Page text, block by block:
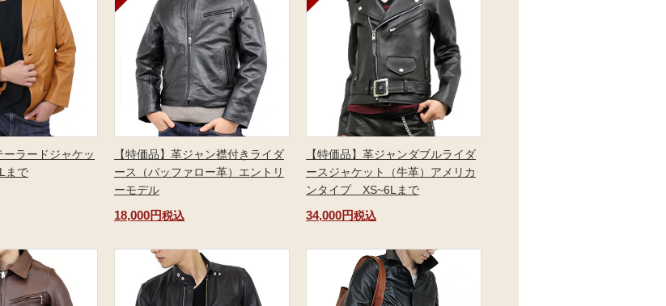
ーラードジャケッ
まで
【特価品】革ジャン襟付きライダ
ース（バッファロー革）エントリ
ーモデル
18,000円税込
【特価品】革ジャンダブルライダ
ースジャケット（牛革）アメリカ
ンタイプ XS~6Lまで
34,000円税込